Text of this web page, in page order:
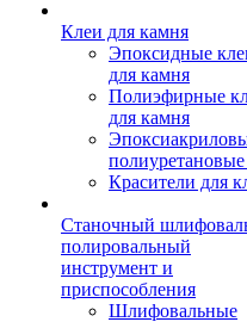
Клеи для камня
Эпоксидные
для камня
Полиэфирные
для камня
полиуретановые
Красители для
Станочный
полировальный
инструмент и
приспособления
Шлифовальные